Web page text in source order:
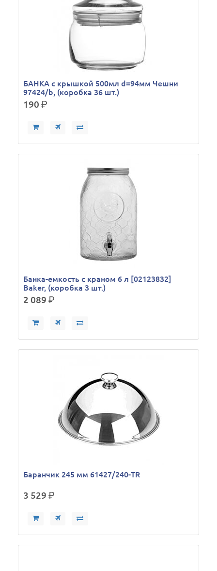
БАНКА с крышкой 500мл d=94мм Чешни
97424/b, (коробка 36 шт.)
190р.
Банка-емкость с краном 6 л [02123832]
Baker, (коробка 3 шт.)
2 089р.
Баранчик 245 мм 61427/240-TR
3 529р.